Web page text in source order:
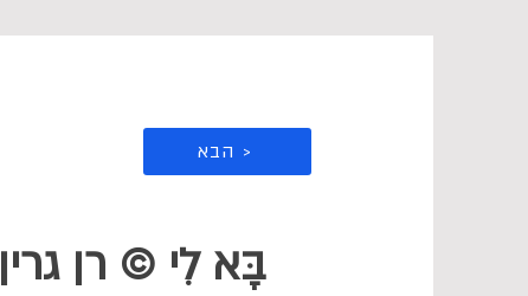
הבא >
בָּא לִי © רן גרין